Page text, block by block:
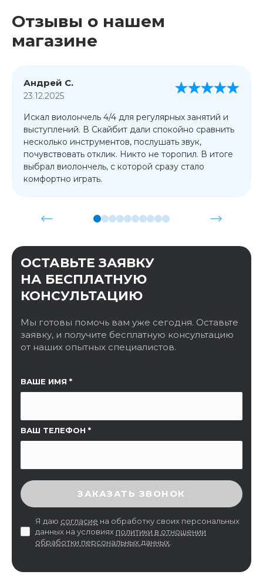
Отзывы о нашем
магазине
Андрей С.
23.12.2025
Искал виолончель 4/4 для регулярных занятий и
выступлений. В Скайбит дали спокойно сравнить
несколько инструментов, послушать звук,
почувствовать отклик. Никто не торопил. В итоге
выбрал виолончель, с которой сразу стало
комфортно играть.
ОСТАВЬТЕ ЗАЯВКУ
НА БЕСПЛАТНУЮ
КОНСУЛЬТАЦИЮ
Мы готовы помочь вам уже сегодня. Оставьте
заявку, и получите бесплатную консультацию
от наших опытных специалистов.
ВАШЕ ИМЯ
ВАШ ТЕЛЕФОН
ССЫЛКА НА СТРАНИЦУ
ВВЕДИТЕ ПРОВЕРОЧНЫЙ КОД
ЗАКАЗАТЬ ЗВОНОК
Я даю согласие на обработку своих персональных
данных на условиях политики в отношении
обработки персональных данных